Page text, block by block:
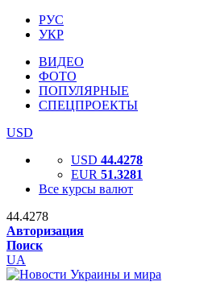
РУС
УКР
ВИДЕО
ФОТО
ПОПУЛЯРНЫЕ
СПЕЦПРОЕКТЫ
USD
USD 44.4278
EUR 51.3281
Все курсы валют
44.4278
Авторизация
Поиск
UA